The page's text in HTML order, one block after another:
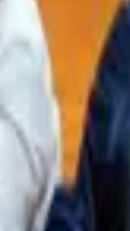
ve ideolojik
farklı
kaynaklarının
bir hak ve
inkâr
hali